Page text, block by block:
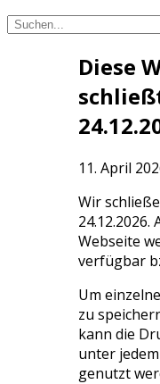
Diese
11. April
Wir
24.12.2026.
Webseite
verfügbar
Um
zu
kann die
unter
genutzt